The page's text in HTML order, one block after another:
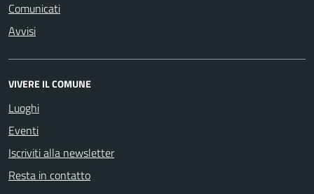
Comunicati
Avvisi
VIVERE IL COMUNE
Luoghi
Eventi
Iscriviti alla newsletter
Resta in contatto